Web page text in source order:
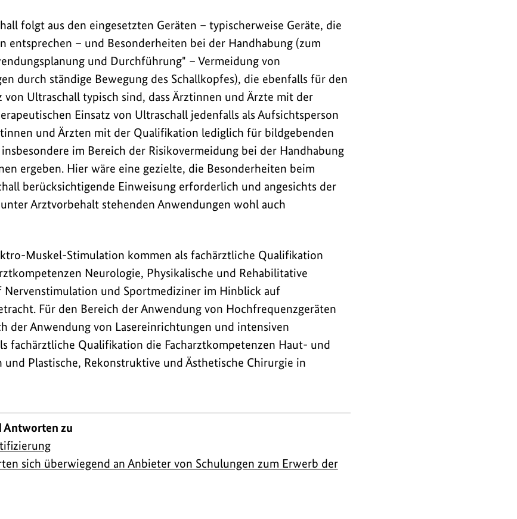
folgt aus den eingesetzten Geräten – typischerweise Geräte, die
entsprechen – und Besonderheiten bei der Handhabung (zum
und Durchführung" – Vermeidung von
durch ständige Bewegung des Schallkopfes), die ebenfalls für den
von Ultraschall typisch sind, dass Ärztinnen und Ärzte mit der
Einsatz von Ultraschall jedenfalls als Aufsichtsperson
und Ärzten mit der Qualifikation lediglich für bildgebenden
im Bereich der Risikovermeidung bei der Handhabung
ergeben. Hier wäre eine gezielte, die Besonderheiten beim
berücksichtigende Einweisung erforderlich und angesichts der
Arztvorbehalt stehenden Anwendungen wohl auch
Muskel-Stimulation kommen als fachärztliche Qualifikation
Neurologie, Physikalische und Rehabilitative
und Sportmediziner im Hinblick auf
Für den Bereich der Anwendung von Hochfrequenzgeräten
der Anwendung von Lasereinrichtungen und intensiven
fachärztliche Qualifikation die Facharztkompetenzen Haut- und
und Plastische, Rekonstruktive und Ästhetische Chirurgie in
Antworten zu
sich überwiegend an Anbieter von Schulungen zum Erwerb der